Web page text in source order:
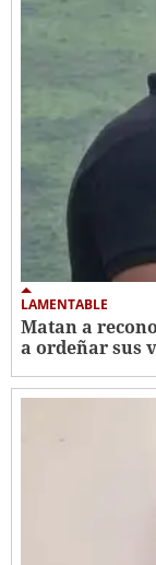
LAMENTABLE
Matan a
a ordeñar sus